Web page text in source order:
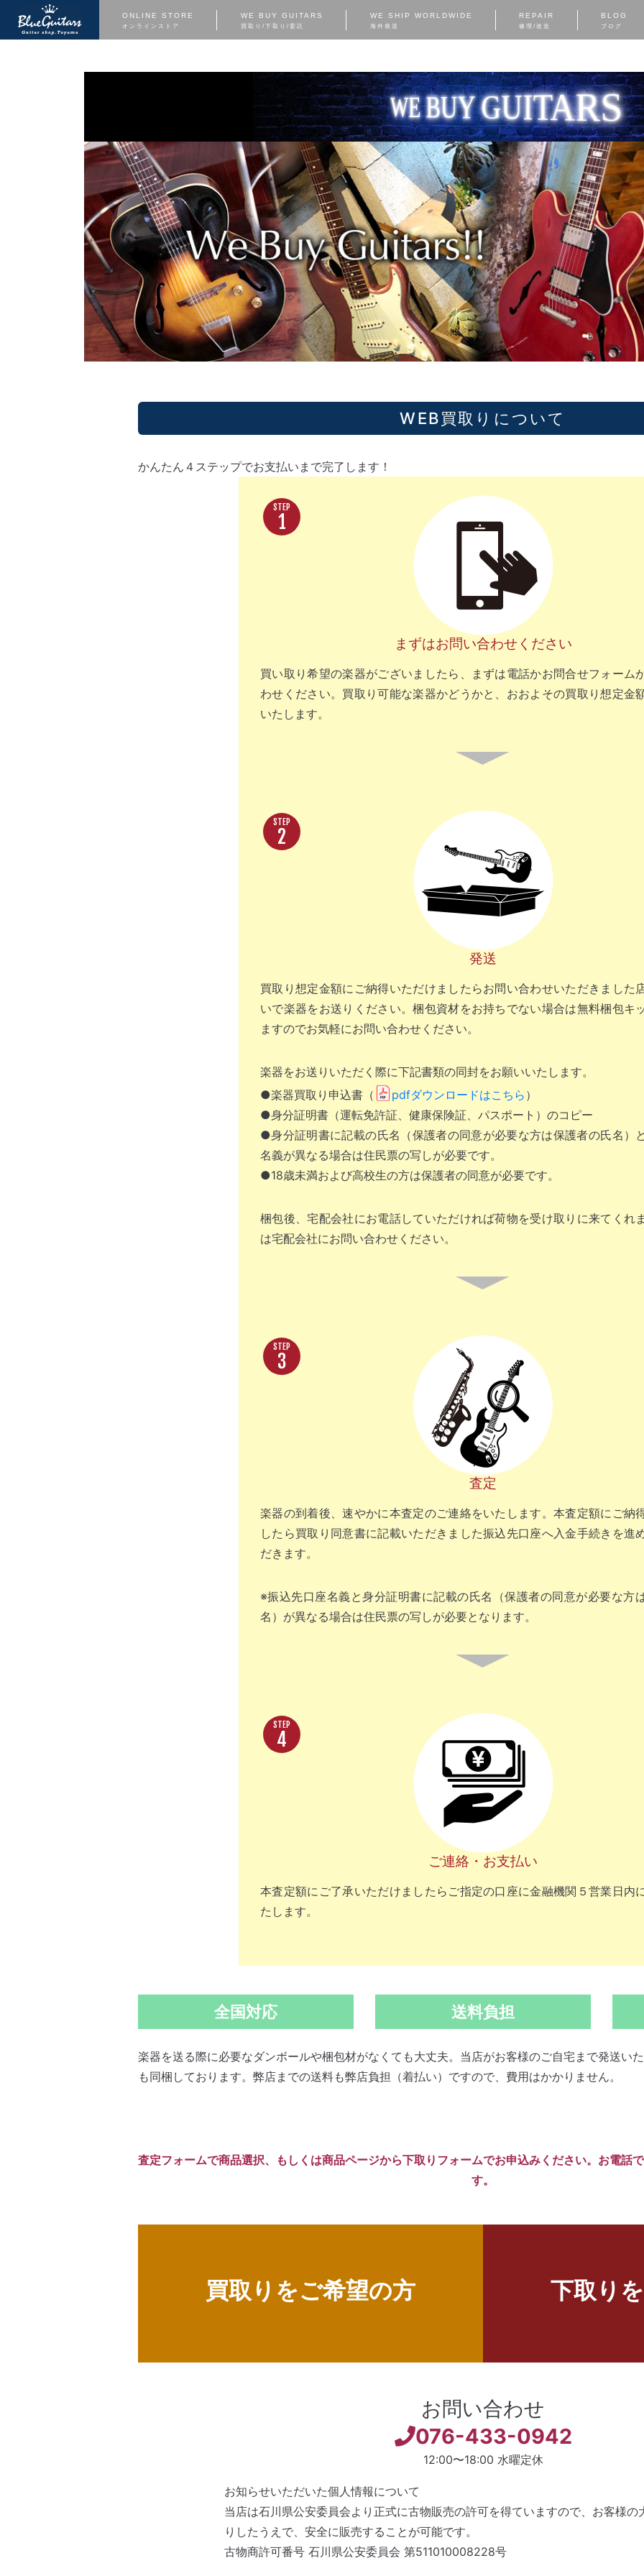
ONLINE STORE
オンラインストア
WE BUY GUITARS
買取り/下取り/委託
WE SHIP WORLDWIDE
海外発送
REPAIR
修理/改造
BLOG
ブログ
WE BUY GUITARS
WEB買取りについて
かんたん４ステップでお支払いまで完了します！
1
まずはお問い合わせください
買い取り希望の楽器がございましたら、まずは電話かお問合せフォーム
わせください。買取り可能な楽器かどうかと、おおよその買取り想定金
いたします。
▼
2
発送
買取り想定金額にご納得いただけましたらお問い合わせいただきました
いで楽器をお送りください。梱包資材をお持ちでない場合は無料梱包キ
ますのでお気軽にお問い合わせください。
楽器をお送りいただく際に下記書類の同封をお願いいたします。
●楽器買取り申込書（
pdfダウンロードはこちら ）
●身分証明書（運転免許証、健康保険証、パスポート）のコピー
●身分証明書に記載の氏名（保護者の同意が必要な方は保護者の氏名）
名義が異なる場合は住民票の写しが必要です。
●18歳未満および高校生の方は保護者の同意が必要です。
梱包後、宅配会社にお電話していただければ荷物を受け取りに来てくれ
は宅配会社にお問い合わせください。
▼
3
査定
楽器の到着後、速やかに本査定のご連絡をいたします。本査定額にご納
したら買取り同意書に記載いただきました振込先口座へ入金手続きを進
だきます。
※振込先口座名義と身分証明書に記載の氏名（保護者の同意が必要な方
名）が異なる場合は住民票の写しが必要となります。
▼
4
ご連絡・お支払い
本査定額にご了承いただけましたらご指定の口座に金融機関５営業日内
たします。
全国対応 送料負担
楽器を送る際に必要なダンボールや梱包材がなくても大丈夫。当店がお客様のご自宅まで発送い
も同梱しております。弊店までの送料も弊店負担（着払い）ですので、費用はかかりません。
査定フォームで商品選択、もしくは商品ページから下取りフォームでお申込みください。お電話
す。
買取りをご希望の方 下取り
お問い合わせ
076-433-0942
12:00〜18:00 水曜定休
お知らせいただいた個人情報について
当店は石川県公安委員会より正式に古物販売の許可を得ていますので、お客様の
りしたうえで、安全に販売することが可能です。
古物商許可番号 石川県公安委員会 第511010008228号